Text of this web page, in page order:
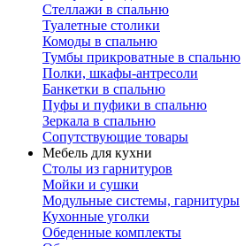
Стеллажи в спальню
Туалетные столики
Комоды в спальню
Тумбы прикроватные в спальню
Полки, шкафы-антресоли
Банкетки в спальню
Пуфы и пуфики в спальню
Зеркала в спальню
Сопутствующие товары
Мебель для кухни
Столы из гарнитуров
Мойки и сушки
Модульные системы, гарнитуры
Кухонные уголки
Обеденные комплекты